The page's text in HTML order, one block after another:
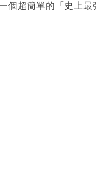
個超簡單的「史上